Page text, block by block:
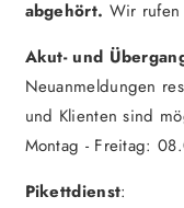
abgehört. Wir rufen
Akut- und
Neuanmeldungen
und Klienten sind
Montag - Freitag:
Pikettdienst: